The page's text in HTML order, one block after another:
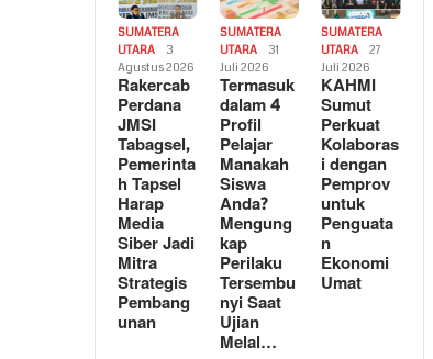
SUMATERA
UTARA
3
Agustus 2026
Rakercab
Perdana
JMSI
Tabagsel,
Pemerinta
h Tapsel
Harap
Media
Siber Jadi
Mitra
Strategis
Pembang
unan
SUMATERA
UTARA
31
Juli 2026
Termasuk
dalam 4
Profil
Pelajar
Manakah
Siswa
Anda?
Mengung
kap
Perilaku
Tersembu
nyi Saat
Ujian
Melal…
SUMATERA
UTARA
27
Juli 2026
KAHMI
Sumut
Perkuat
Kolaboras
i dengan
Pemprov
untuk
Penguata
n
Ekonomi
Umat